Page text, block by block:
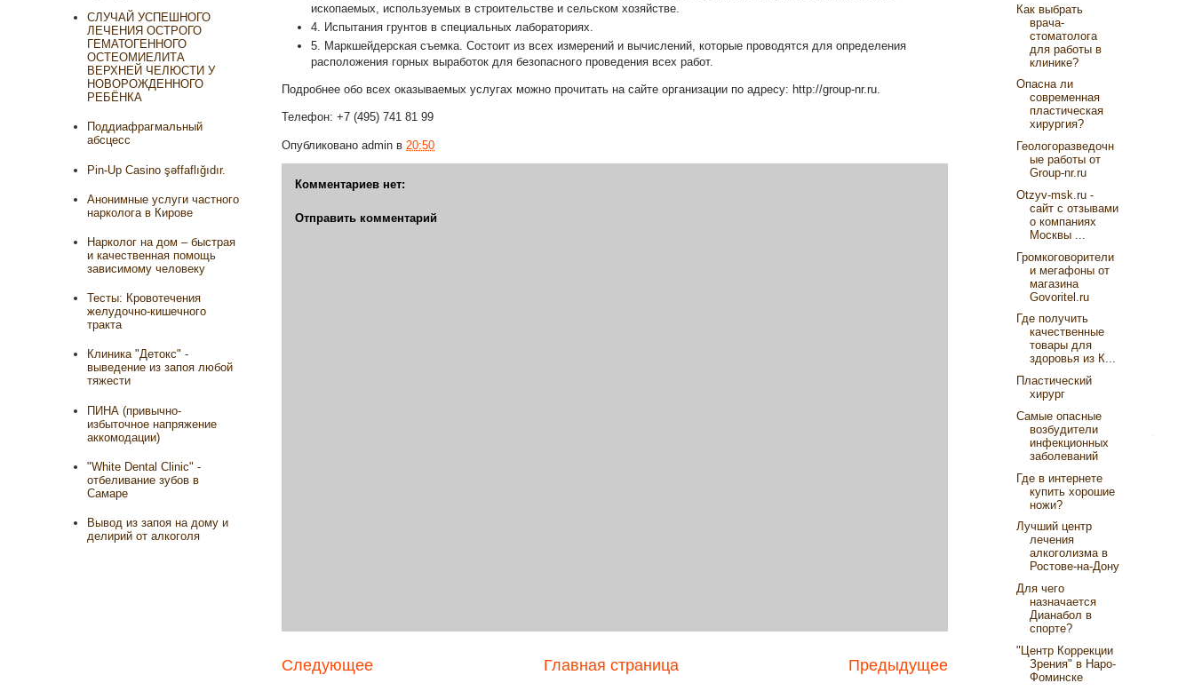
ископаемых, используемых в строительстве и сельском хозяйстве.
4. Испытания грунтов в специальных лабораториях.
5. Маркшейдерская съемка. Состоит из всех измерений и вычислений, которые проводятся для определения
расположения горных выработок для безопасного проведения всех работ.
Подробнее обо всех оказываемых услугах можно прочитать на сайте организации по адресу: http://group-nr.ru.
Телефон: +7 (495) 741 81 99
Опубликовано admin в 20:50
Комментариев нет:
Отправить комментарий
Следующее Предыдущее
Главная страница
СЛУЧАЙ УСПЕШНОГО
ЛЕЧЕНИЯ ОСТРОГО
ГЕМАТОГЕННОГО
ОСТЕОМИЕЛИТА
ВЕРХНЕЙ ЧЕЛЮСТИ У
НОВОРОЖДЕННОГО
РЕБЁНКА
Поддиафрагмальный
абсцесс
Pin-Up Casino şəffaflığıdır.
Анонимные услуги частного
нарколога в Кирове
Нарколог на дом – быстрая
и качественная помощь
зависимому человеку
Тесты: Кровотечения
желудочно-кишечного
тракта
Клиника "Детокс" -
выведение из запоя любой
тяжести
ПИНА (привычно-
избыточное напряжение
аккомодации)
"White Dental Clinic" -
отбеливание зубов в
Самаре
Вывод из запоя на дому и
делирий от алкоголя
Как выбрать
врача-
стоматолога
для работы в
клинике?
Опасна ли
современная
пластическая
хирургия?
Геологоразведочн
ые работы от
Group-nr.ru
Otzyv-msk.ru -
сайт с отзывами
о компаниях
Москвы ...
Громкоговорители
и мегафоны от
магазина
Govoritel.ru
Где получить
качественные
товары для
здоровья из К...
Пластический
хирург
Самые опасные
возбудители
инфекционных
заболеваний
Где в интернете
купить хорошие
ножи?
Лучший центр
лечения
алкоголизма в
Ростове-на-Дону
Для чего
назначается
Дианабол в
спорте?
"Центр Коррекции
Зрения" в Наро-
Фоминске